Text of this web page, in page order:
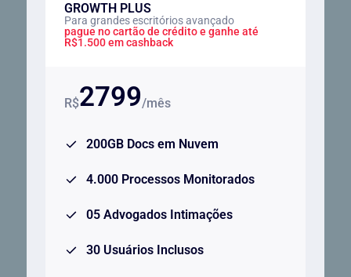
GROWTH PLUS
Para grandes escritórios avançado
pague no cartão de crédito e ganhe até
R$1.500 em cashback
R$2799/mês
200GB Docs em Nuvem
4.000 Processos Monitorados
05 Advogados Intimações
30 Usuários Inclusos